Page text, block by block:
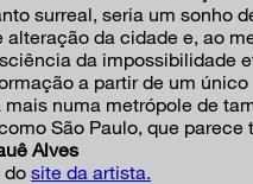
surreal, seria um sonho
alteração da cidade e, ao
da impossibilidade
a partir de um único
mais numa metrópole de
São Paulo, que parece
Alves
do site da artista.